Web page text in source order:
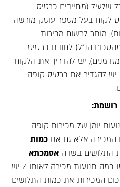
שלעיל (מחייבים כרטיס
לקוח בעל מספר עוסק מורשה
מותר לרשום מכירות
הנ"ל) לחובת כרטיס
יש להדריך את הלקוח
דוח 874 החדש יש להגדיר את כרטיס קופה
רושמת:
יומן של מכירות קופה
המכירה אלא גם את כמות
התלושים בשדה אסמכתא
(אסמכתא ראשונה). אם נרשמו כמה תנועות מכירה לאותו Z יש
המכירות את כמות התלושים